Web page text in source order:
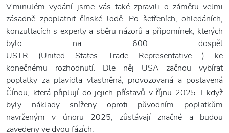
V minulém vydání jsme vás také zpravili o záměru velmi
zásadně zpoplatnit čínské lodě. Po šetřeních, ohledáních,
konzultacích s experty a sběru názorů a připomínek, kterých
bylo na 600 dospěl
USTR (United States Trade Representative ) ke
konečnému rozhodnutí. Dle něj USA začnou vybírat
poplatky za plavidla vlastněná, provozovaná a postavená
Čínou, která připlují do jejich přístavů v říjnu 2025. I když
byly náklady sníženy oproti původním poplatkům
navrženým v únoru 2025, zůstávají značné a budou
zavedeny ve dvou fázích.